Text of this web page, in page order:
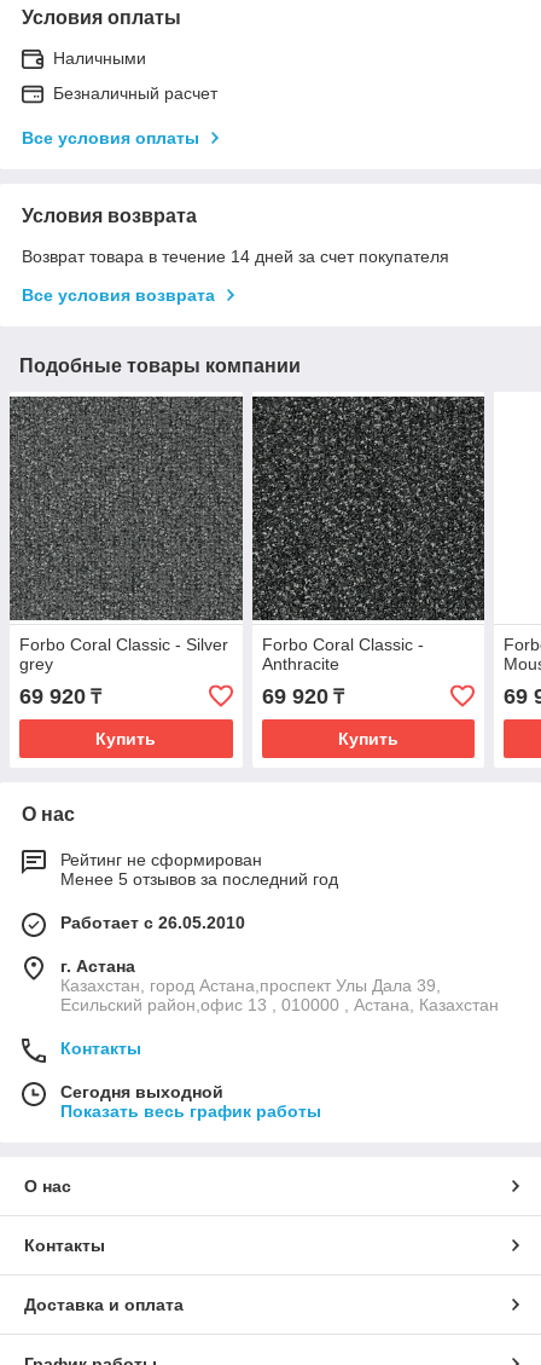
Условия оплаты
Наличными
Безналичный расчет
Все условия оплаты
Условия возврата
Возврат товара в течение 14 дней за счет покупателя
Все условия возврата
Подобные товары компании
Forbo Coral Classic - Silver
grey
69 920 ₸
Купить
Forbo Coral Classic -
Anthracite
69 920₸
Купить
69
О нас
Рейтинг не сформирован
Менее 5 отзывов за последний год
Работает с 26.05.2010
г. Астана
Казахстан, город Астана,проспект Улы Дала 39,
Есильский район,офис 13 , 010000 , Астана, Казахстан
Контакты
Сегодня выходной
Показать весь график работы
О нас
Контакты
Доставка и оплата